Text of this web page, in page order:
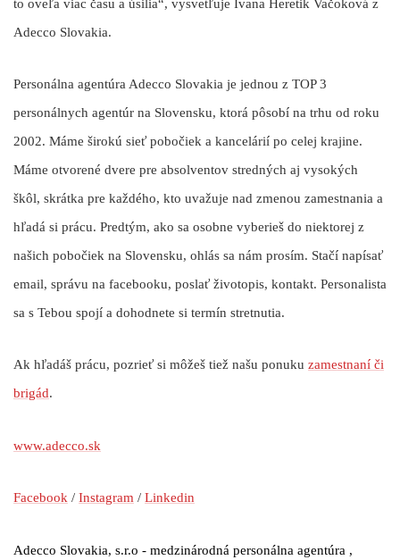
to oveľa viac času a úsilia“, vysvetľuje Ivana Heretik Vačoková z
Adecco Slovakia.
Personálna agentúra Adecco Slovakia je jednou z TOP 3
personálnych agentúr na Slovensku, ktorá pôsobí na trhu od roku
2002. Máme širokú sieť pobočiek a kancelárií po celej krajine.
Máme otvorené dvere pre absolventov stredných aj vysokých
škôl, skrátka pre každého, kto uvažuje nad zmenou zamestnania a
hľadá si prácu. Predtým, ako sa osobne vyberieš do niektorej z
našich pobočiek na Slovensku, ohlás sa nám prosím. Stačí napísať
email, správu na facebooku, poslať životopis, kontakt. Personalista
sa s Tebou spojí a dohodnete si termín stretnutia.
Ak hľadáš prácu, pozrieť si môžeš tiež našu ponuku zamestnaní či
brigád.
www.adecco.sk
Facebook / Instagram / Linkedin
Adecco Slovakia, s.r.o - medzinárodná personálna agentúra ,